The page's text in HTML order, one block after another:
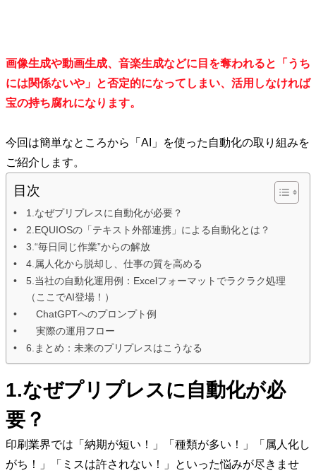
画像生成や動画生成、音楽生成などに目を奪われると「うち
には関係ないや」と否定的になってしまい、活用しなければ
宝の持ち腐れになります。
今回は簡単なところから「AI」を使った自動化の取り組みを
ご紹介します。
目次
1.なぜプリプレスに自動化が必要？
2.EQUIOSの「テキスト外部連携」による自動化とは？
3.“毎日同じ作業”からの解放
4.属人化から脱却し、仕事の質を高める
5.当社の自動化運用例：Excelフォーマットでラクラク処理
（ここでAI登場！）
ChatGPTへのプロンプト例
実際の運用フロー
6.まとめ：未来のプリプレスはこうなる
1.なぜプリプレスに自動化が必
要？
印刷業界では「納期が短い！」「種類が多い！」「属人化し
がち！」「ミスは許されない！」といった悩みが尽きませ